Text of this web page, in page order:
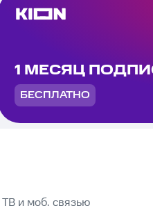
1 МЕСЯЦ
БЕСПЛАТНО
и моб. связью